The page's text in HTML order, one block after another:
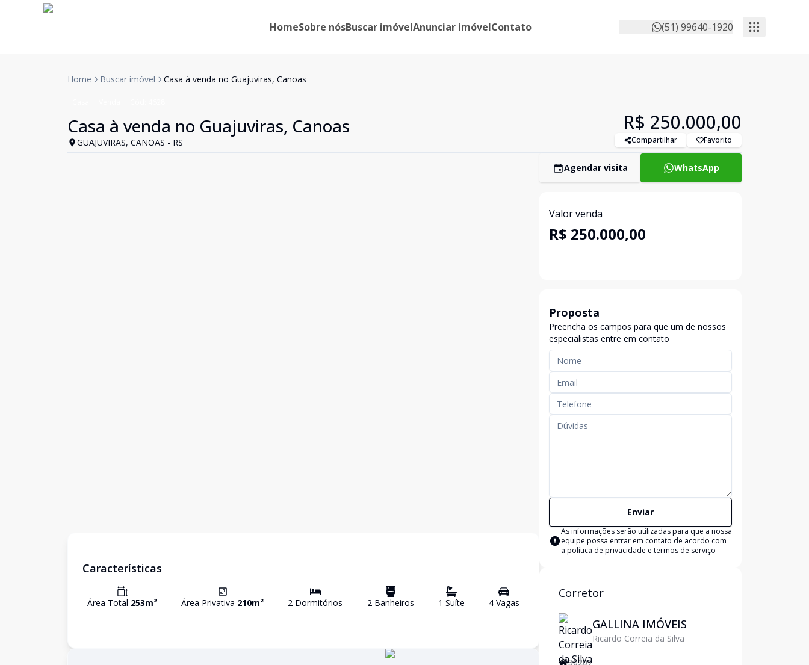
HomeSobre nósBuscar imóvelAnunciar imóvelContato (51) 99640-1920
Home Buscar imóvel Casa à venda no Guajuviras, Canoas
Casa à venda no Guajuviras, Canoas
GUAJUVIRAS, CANOAS - RS
R$ 250.000,00
Compartilhar Favorito
Características
Área Total 253m² Área Privativa 210m² 2 Dormitórios 2Banheiros 1 Suíte 4Vagas
Agendar visita WhatsApp
Valor venda
R$ 250.000,00
Proposta
Preencha os campos para que um de nossos
especialistas entre em contato
Enviar
As informações serão utilizadas para que a nossa
equipe possa entrar em contato de acordo com
a política de privacidade e termos de serviço
Corretor
GALLINA IMÓVEIS
Ricardo Correia da Silva
30207